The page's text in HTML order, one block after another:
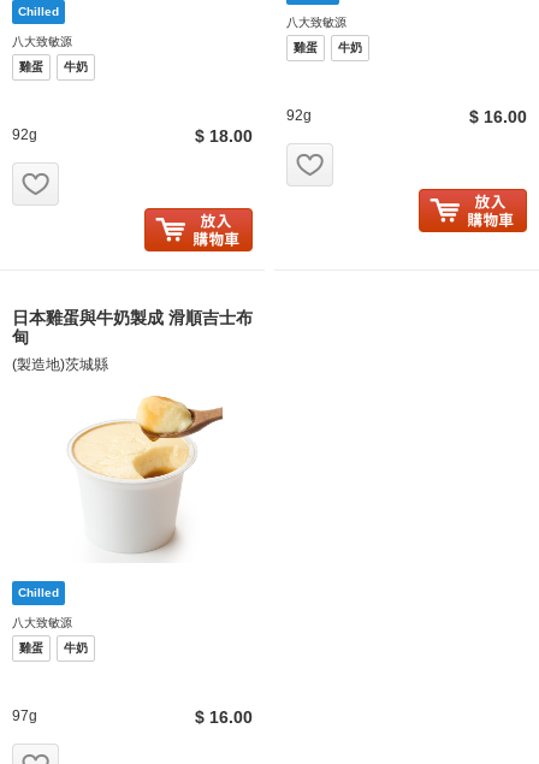
八大致敏源
雞蛋
牛奶
92g $ 18.00
八大致敏源
雞蛋
牛奶
92g $ 16.00
日本雞蛋與牛奶製成 滑順吉士布
甸
(製造地)茨城縣
八大致敏源
雞蛋
牛奶
97g $ 16.00